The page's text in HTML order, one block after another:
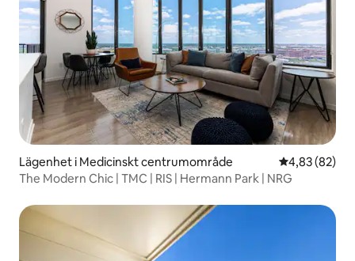
Lägenhet i Medicinskt centrumområde 4,83 av 5 i
4,83 (82)
The Modern Chic | TMC | RIS | Hermann Park | NRG